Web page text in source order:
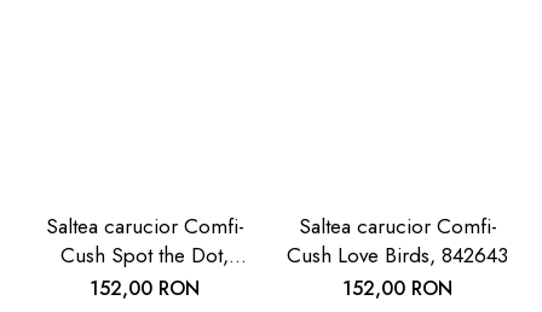
Saltea carucior Comfi-
Cush Spot the Dot,
841127
152,00 RON
Saltea carucior Comfi-
Cush Love Birds, 842643
152,00 RON